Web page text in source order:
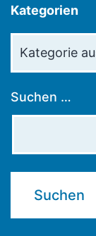
Kategorien
Suchen …